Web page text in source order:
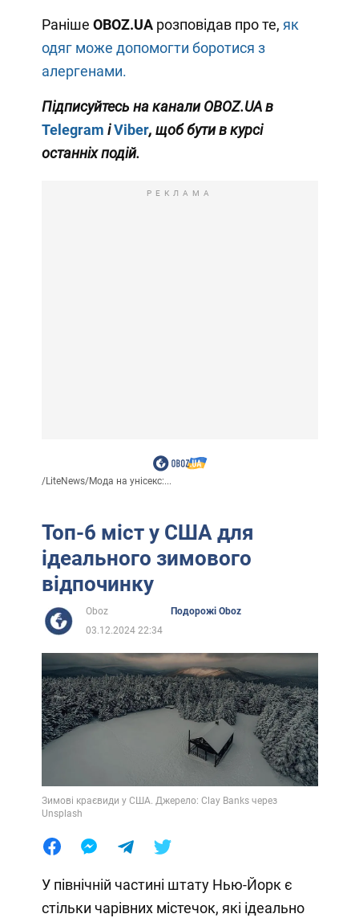
Раніше OBOZ.UA розповідав про те, як
одяг може допомогти боротися з
алергенами.
Підписуйтесь на канали OBOZ.UA в
Telegram іViber, щоб бути в курсі
останніх подій.
РЕКЛАМА
/LiteNews/Мода на унісекс:...
Топ-6 міст у США для
ідеального зимового
відпочинку
Oboz
Подорожі Oboz
03.12.2024 22:34
Зимові краєвиди у США. Джерело: Clay Banks через
Unsplash
У північній частині штату Нью-Йорк є
стільки чарівних містечок, які ідеально